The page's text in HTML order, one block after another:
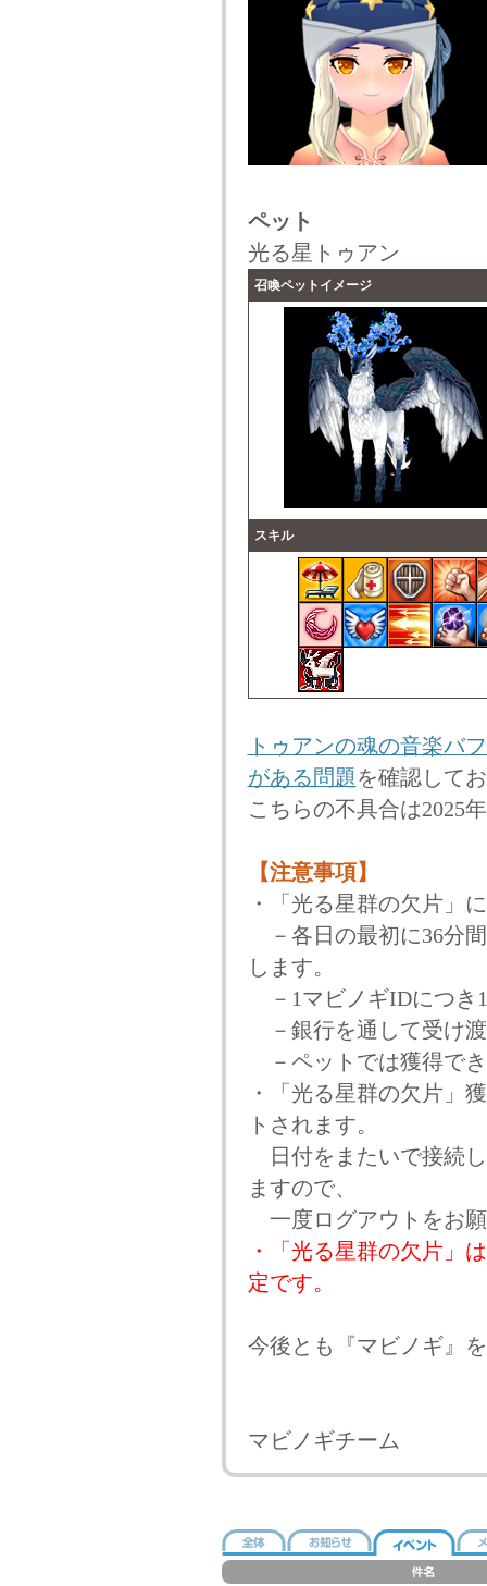
ペット
光る星トゥアン
召喚ペットイメージ
スキル
トゥアンの魂の音楽バ
がある問題を確認して
こちらの不具合は2025
【注意事項】
・「光る星群の欠片」
－各日の最初に36分
します。
－1マビノギIDにつき
－銀行を通して受け
－ペットでは獲得で
・「光る星群の欠片」
トされます。
日付をまたいで接続
ますので、
一度ログアウトをお
・「光る星群の欠片」
定です。
今後とも『マビノギ』
マビノギチーム